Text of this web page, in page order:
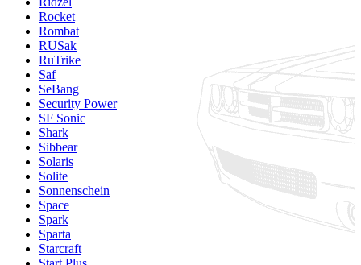
Rocket
Rombat
RUSak
RuTrike
Saf
SeBang
Security Power
SF Sonic
Shark
Sibbear
Solaris
Solite
Sonnenschein
Space
Spark
Sparta
Starcraft